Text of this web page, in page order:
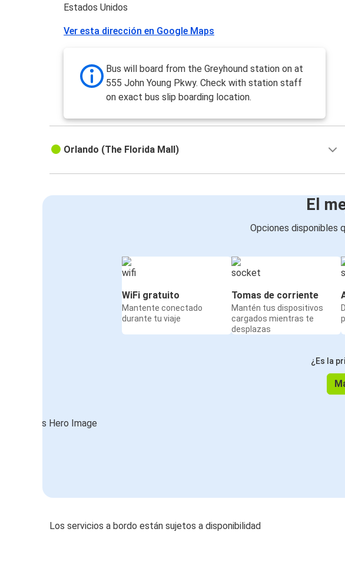
Estados Unidos
Ver esta dirección en Google Maps
Bus will board from the Greyhound station on at
555 John Young Pkwy. Check with station staff
on exact bus slip boarding location.
Orlando (The Florida Mall)
El
Opciones disponibles
WiFi gratuito
Mantente conectado
durante tu viaje
Tomas de corriente
Mantén tus dispositivos
cargados mientras te
desplazas
¿Es la
Los servicios a bordo están sujetos a disponibilidad